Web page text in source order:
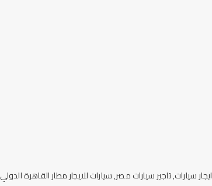
ايجار سيارات,تاجير سيارات مصر,سيارات للايجار مطار القاهرة الدولي